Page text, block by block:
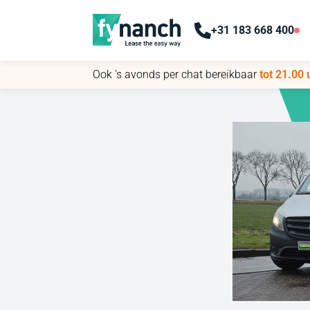
+31 183 668 400
Ook 's avonds per chat bereikbaartot 21.00
+31 183 668 400
Ook 's avonds per chat bereikbaartot 21.00